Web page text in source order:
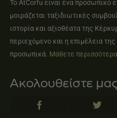
Το AtCorfu είναι ένα προσωπικό
μοιράζεται ταξιδιωτικές
ιστορία και αξιοθέατα της
περιεχόμενο και η επιμέλεια της
προσωπικά. Μάθετε περισσότερα
Ακολουθείστε μας